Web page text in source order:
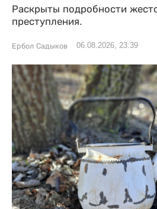
Раскрыты подробности
преступления.
Ербол Садыков 06.08.2026, 23:39